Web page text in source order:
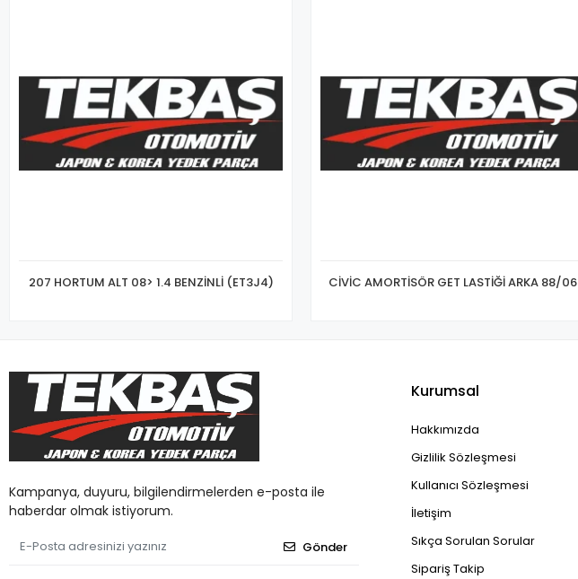
207 HORTUM ALT 08> 1.4 BENZİNLİ (ET3J4) CİVİC AMORTİSÖR GET LASTİĞİ ARKA 88/06
Kampanya, duyuru, bilgilendirmelerden e-posta ile
haberdar olmak istiyorum.
Gönder
Kurumsal
Hakkımızda
Gizlilik Sözleşmesi
Kullanıcı Sözleşmesi
İletişim
Sıkça Sorulan Sorular
Sipariş Takip